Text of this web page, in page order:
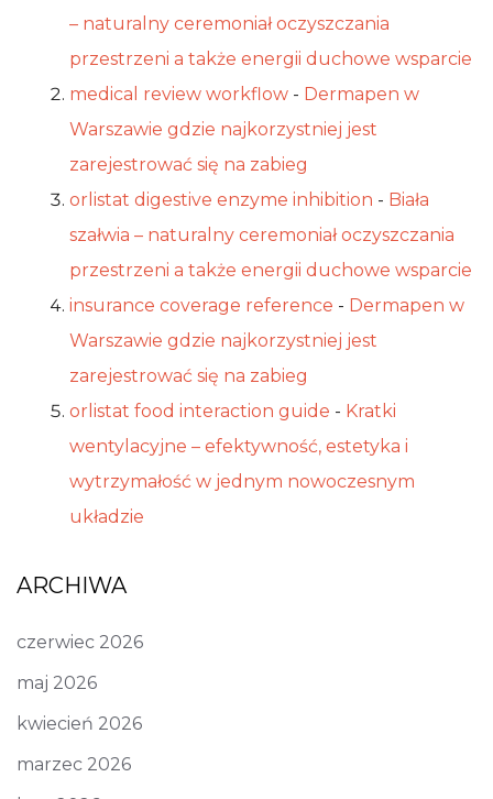
– naturalny ceremoniał oczyszczania
przestrzeni a także energii duchowe wsparcie
medical review workflow - Dermapen w
Warszawie gdzie najkorzystniej jest
zarejestrować się na zabieg
orlistat digestive enzyme inhibition - Biała
szałwia – naturalny ceremoniał oczyszczania
przestrzeni a także energii duchowe wsparcie
insurance coverage reference - Dermapen w
Warszawie gdzie najkorzystniej jest
zarejestrować się na zabieg
orlistat food interaction guide - Kratki
wentylacyjne – efektywność, estetyka i
wytrzymałość w jednym nowoczesnym
układzie
ARCHIWA
czerwiec 2026
maj 2026
kwiecień 2026
marzec 2026